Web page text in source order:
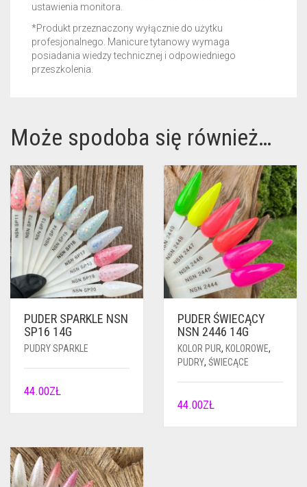
ustawienia monitora.
*Produkt przeznaczony wyłącznie do użytku
profesjonalnego. Manicure tytanowy wymaga
posiadania wiedzy technicznej i odpowiedniego
przeszkolenia.
Może spodoba się również…
PUDER SPARKLE NSN
SP16 14G
PUDRY SPARKLE
44.00ZŁ
PUDER ŚWIECĄCY
NSN 2446 14G
KOLOR PUR, KOLOROWE,
PUDRY, ŚWIECĄCE
44.00ZŁ